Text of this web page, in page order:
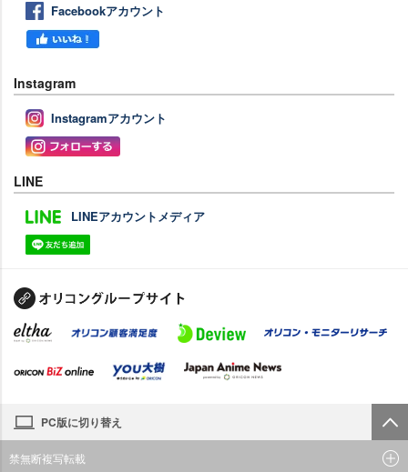
Facebookアカウント
Instagram
Instagramアカウント
LINE
LINEアカウントメディア
PC版に切り替え
禁無断複写転載